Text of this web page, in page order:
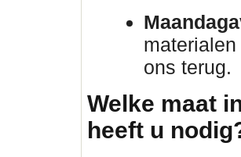
ons terug.
Welke maat
heeft u